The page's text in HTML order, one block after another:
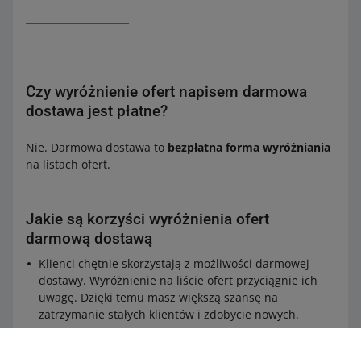
Czy wyróżnienie ofert napisem darmowa
dostawa jest płatne?
Nie. Darmowa dostawa to bezpłatna forma wyróżniania
na listach ofert.
Jakie są korzyści wyróżnienia ofert
darmową dostawą
Klienci chętnie skorzystają z możliwości darmowej
dostawy. Wyróżnienie na liście ofert przyciągnie ich
uwagę. Dzięki temu masz większą szansę na
zatrzymanie stałych klientów i zdobycie nowych.